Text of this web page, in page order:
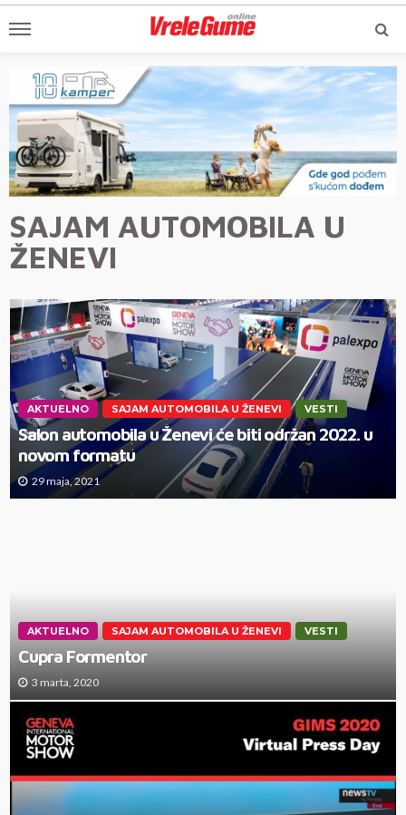
SAJAM AUTOMOBILA U
ŽENEVI
AKTUELNO SAJAM AUTOMOBILA U ŽENEVI VESTI
Salon automobila u Ženevi će biti održan 2022. u
novom formatu
29 maja, 2021
AKTUELNO SAJAM AUTOMOBILA U ŽENEVI VESTI
Cupra Formentor
3 marta, 2020